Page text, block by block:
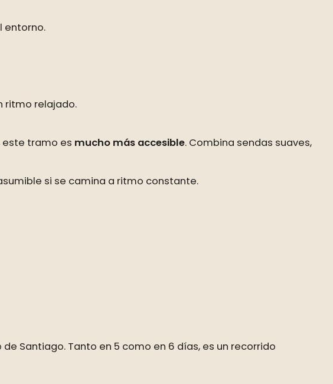
entorno.
ritmo relajado.
este tramo es mucho más accesible. Combina sendas suaves,
si se camina a ritmo constante.
Santiago. Tanto en 5 como en 6 días, es un recorrido